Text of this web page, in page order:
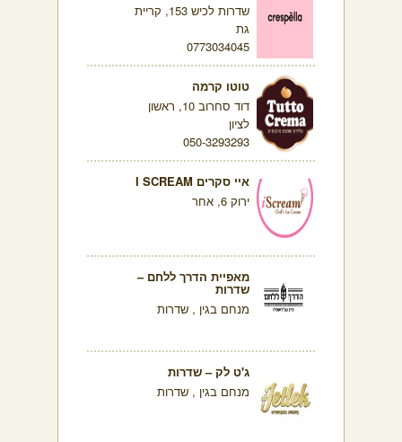
שדרות לכיש 153, קריית
גת
0773034045
טוטו קרמה
דוד סחרוב 10, ראשון
לציון
050-3293293
איי סקרים I SCREAM
ירוק 6, אחר
מאפיית הדרך ללחם –
שדרות
מנחם בגין , שדרות
ג'ט לק – שדרות
מנחם בגין , שדרות